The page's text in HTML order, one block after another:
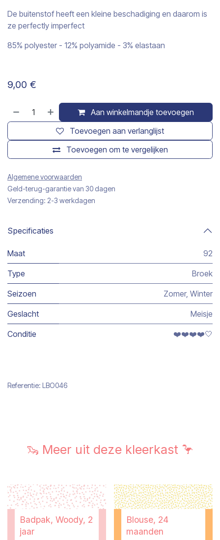
De buitenstof heeft een kleine beschadiging en daarom is
ze perfectly imperfect
85% polyester - 12% polyamide - 3% elastaan
9,00 €
Aan winkelmandje toevoegen
Toevoegen om te vergelijken
Toevoegen aan verlanglijst
Algemene voorwaarden
Geld-terug-garantie van 30 dagen
Verzending: 2-3 werkdagen
Specificaties
Maat 92
Type Broek
Seizoen Zomer, Winter
Geslacht Meisje
Conditie ❤️❤️❤️❤️🤍
Referentie: LBO046
🦦 Meer uit deze kleerkast 🦩
Badpak, Woody, 2
jaar
Blouse, 24
maanden